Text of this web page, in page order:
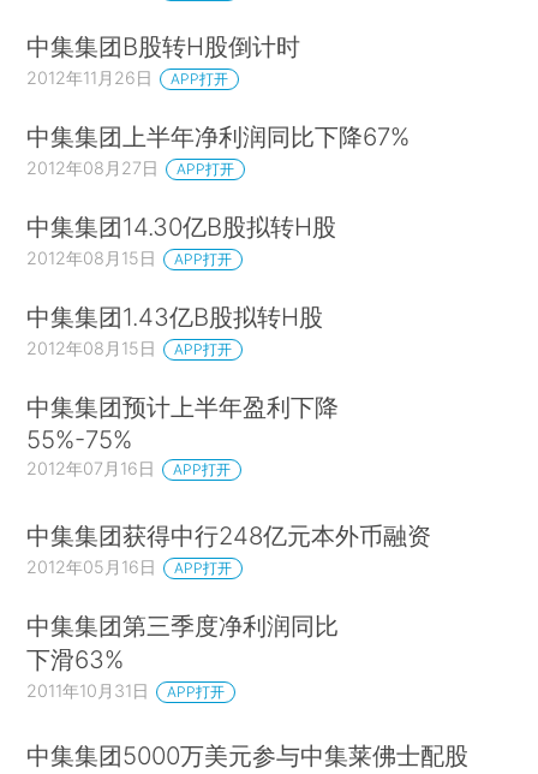
中集集团B股转H股倒计时
2012年11月26日 APP打开
中集集团上半年净利润同比下降67%
2012年08月27日 APP打开
中集集团14.30亿B股拟转H股
2012年08月15日 APP打开
中集集团1.43亿B股拟转H股
2012年08月15日 APP打开
中集集团预计上半年盈利下降
55%-75%
2012年07月16日 APP打开
中集集团获得中行248亿元本外币融资
2012年05月16日 APP打开
中集集团第三季度净利润同比
下滑63%
2011年10月31日 APP打开
中集集团5000万美元参与中集莱佛士配股